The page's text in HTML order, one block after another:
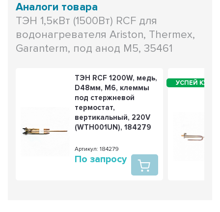
Аналоги товара
ТЭН 1,5кВт (1500Вт) RCF для
водонагревателя Ariston, Thermex,
Garanterm, под анод М5, 35461
ТЭН RCF 1200W, медь,
D48мм, М6, клеммы
под стержневой
термостат,
вертикальный, 220V
(WTH001UN), 184279
Артикул: 184279
По запросу